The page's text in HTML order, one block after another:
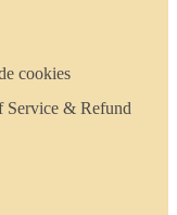
cookies
Service & Refund